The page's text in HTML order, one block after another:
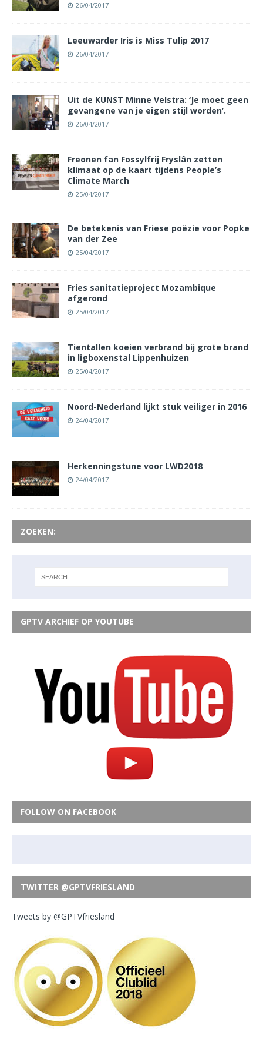
26/04/2017
Leeuwarder Iris is Miss Tulip 2017
26/04/2017
Uit de KUNST Minne Velstra: ‘Je moet geen
gevangene van je eigen stijl worden’.
26/04/2017
Freonen fan Fossylfrij Fryslân zetten
klimaat op de kaart tijdens People’s
Climate March
25/04/2017
De betekenis van Friese poëzie voor Popke
van der Zee
25/04/2017
Fries sanitatieproject Mozambique
afgerond
25/04/2017
Tientallen koeien verbrand bij grote brand
in ligboxenstal Lippenhuizen
25/04/2017
Noord-Nederland lijkt stuk veiliger in 2016
24/04/2017
Herkenningstune voor LWD2018
24/04/2017
ZOEKEN:
GPTV ARCHIEF OP YOUTUBE
FOLLOW ON FACEBOOK
TWITTER @GPTVFRIESLAND
Tweets by @GPTVfriesland